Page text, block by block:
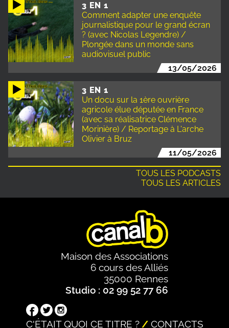
3 EN 1
Comment adapter une enquête
journalistique pour le grand écran
? (avec Nicolas Legendre) /
Plongée dans un monde sans
audiovisuel public
13/05/2026
3 EN 1
Un docu sur la 1ère ouvrière
agricole élue députée en France
(avec sa réalisatrice Clémence
Morinière) / Reportage à L'arche
Olivier à Bruz
11/05/2026
TOUS LES PODCASTS
TOUS LES ARTICLES
Maison des Associations
6 cours des Alliés
35000 Rennes
Studio : 02 99 52 77 66
C'ÉTAIT QUOI CE TITRE ? CONTACTS